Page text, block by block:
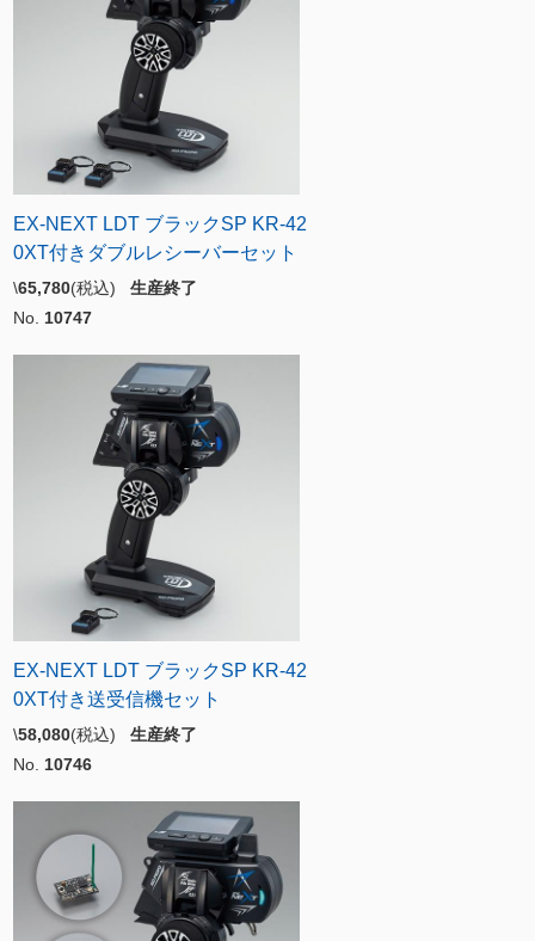
EX-NEXT LDT ブラックSP KR-42
0XT付きダブルレシーバーセット
\65,780(税込) 生産終了
No. 10747
EX-NEXT LDT ブラックSP KR-42
0XT付き送受信機セット
\58,080(税込) 生産終了
No. 10746